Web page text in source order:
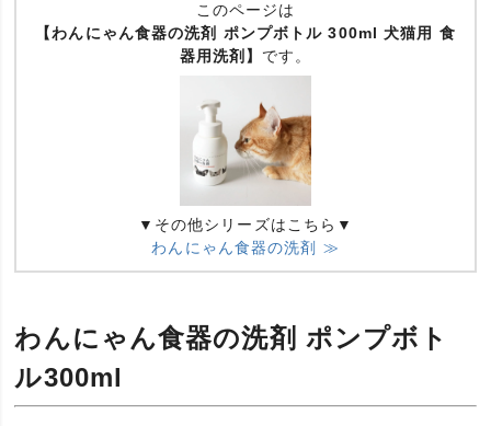
このページは
【わんにゃん食器の洗剤 ポンプボトル 300ml 犬猫用 食
器用洗剤】 です。
▼その他シリーズはこちら▼
わんにゃん食器の洗剤 ≫
わんにゃん食器の洗剤 ポンプボト
ル300ml